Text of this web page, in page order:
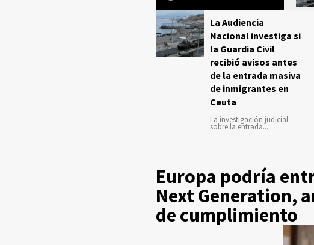
La Audiencia
Nacional investiga si
la Guardia Civil
recibió avisos antes
de la entrada masiva
de inmigrantes en
Ceuta
La investigación judicial
sobre la entrada...
Europa podría
Next Generation,
de cumplimiento